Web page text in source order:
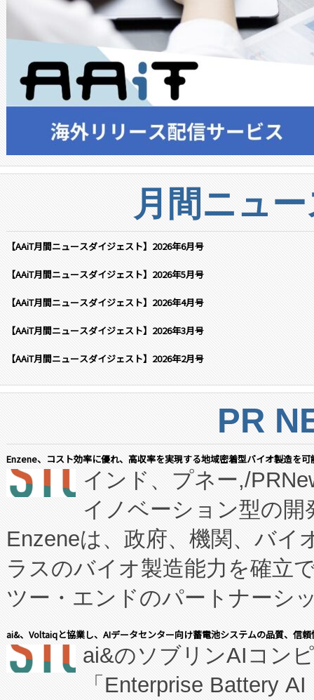
月間ニュ
【AAiT月間ニュースダイジェスト】2026年6月号
【AAiT月間ニュースダイジェスト】2026年5月号
【AAiT月間ニュースダイジェスト】2026年4月号
【AAiT月間ニュースダイジェスト】2026年3月号
【AAiT月間ニュースダイジェスト】2026年2月号
PR
Enzene、コスト効率に優れ、高収率を実現する地域密着型バイオ製造を
インド、プネー,/
イノベーション型の
Enzeneは、政府、機関、バイ
ラスのバイオ製造能力を確立
ツー・エンドのパートナーシ
表しました。 同社の実績ある
manufacturing™ (FCCM™) プ
たNeXは、バイオ医薬品製造
ai&、Voltaiqと協業し、AIデータセンター向け蓄電池システムの品質、信
ai&のソブリンAIコン
「Enterprise Battery